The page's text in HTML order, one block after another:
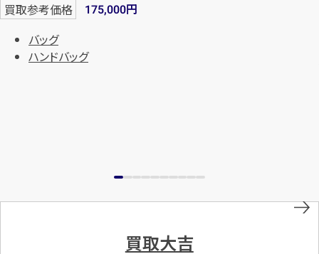
買取参考価格 175,000円
バッグ
ハンドバッグ
買取大吉